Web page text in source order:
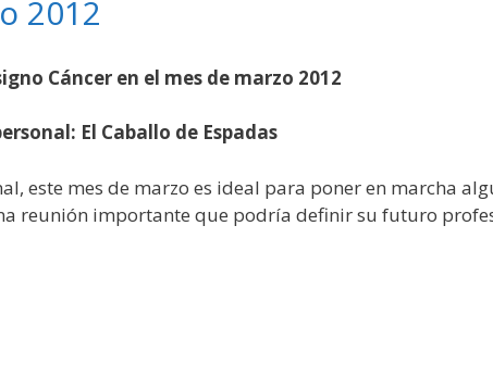
2012
Cáncer en el mes de marzo 2012
El Caballo de Espadas
este mes de marzo es ideal para poner en marcha
reunión importante que podría definir su futuro